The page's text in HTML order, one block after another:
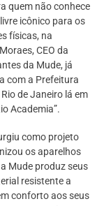
quem não conhece
icônico para os
físicas, na
CEO da
da Mude, já
com a Prefeitura
de Janeiro lá em
Academia”.
como projeto
os aparelhos
Mude produz seus
resistente a
conforto aos seus